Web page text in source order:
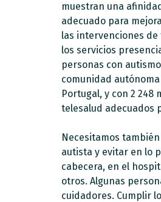
muestran una
adecuado para
las intervenciones
los servicios
personas con
comunidad
Portugal, y con 2
telesalud adecuados
Necesitamos
autista y evitar en lo
cabecera, en el
otros. Algunas
cuidadores. Cumplir